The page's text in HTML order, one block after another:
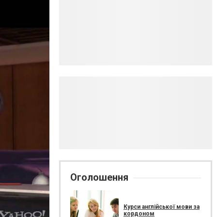
Оголошення
Курси англійської мови за
кордоном